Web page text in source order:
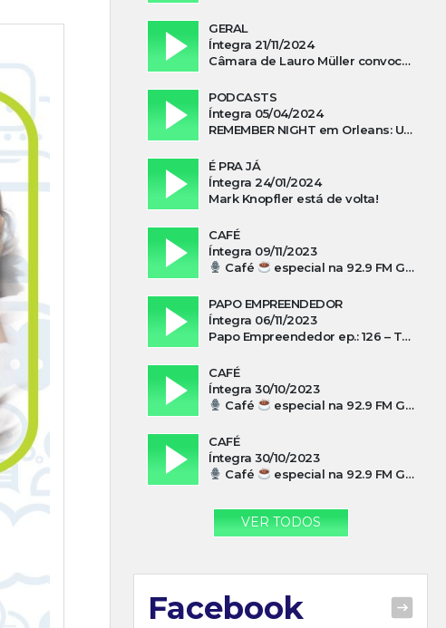
GERAL
Íntegra 21/11/2024
Câmara de Lauro Müller convoca prefeita para esclarecer falta d’água no Guatá
PODCASTS
Íntegra 05/04/2024
REMEMBER NIGHT em Orleans: Uma noite de tributo ao ABBA e aos anos 80
É PRA JÁ
Íntegra 24/01/2024
Mark Knopfler está de volta!
CAFÉ
Íntegra 09/11/2023
Café
especial na 92.9 FM Guarujá com Kuki Savi Mondo
PAPO EMPREENDEDOR
Íntegra 06/11/2023
Papo Empreendedor ep.: 126 – Thayni Librelato Sérgio Rodrigues Alves, Isadora Arns, Lilian Guthron Koslowski e Edio Kunhasky Junior sobre “O poder do associativismo na promoção de oportunidades”
CAFÉ
Íntegra 30/10/2023
Café
especial na 92.9 FM Guarujá com Silvio Machado
CAFÉ
Íntegra 30/10/2023
Café
especial na 92.9 FM Guarujá com Paulo Cesar Leandres
VER TODOS
Facebook